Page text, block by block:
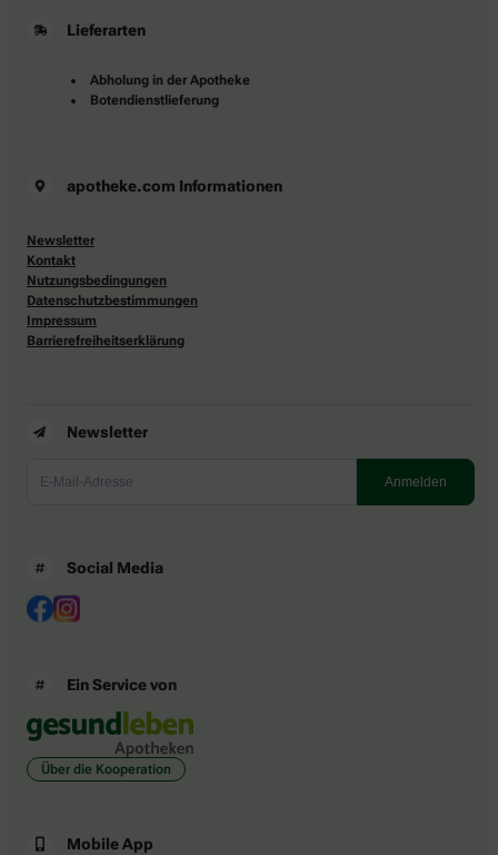
Lieferarten
Abholung in der Apotheke
Botendienstlieferung
apotheke.com Informationen
Newsletter
Kontakt
Nutzungsbedingungen
Datenschutzbestimmungen
Impressum
Barrierefreiheitserklärung
Newsletter
Social Media
Ein Service von
Über die Kooperation
Mobile App